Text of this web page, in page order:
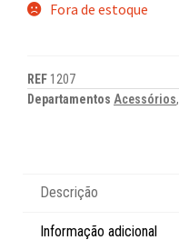
Fora de estoque
REF 1207
Departamentos Acessórios,
Descrição
Informação adicional